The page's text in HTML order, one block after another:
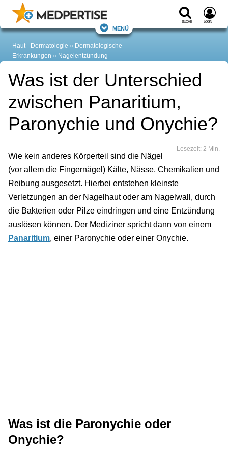
Suche Login
Menü
Haut - Dermatologie
Dermatologische
Erkrankungen
Nagelentzündung
Was ist der Unterschied
zwischen Panaritium,
Paronychie und Onychie?
Lesezeit: 2 Min.
Wie kein anderes Körperteil sind die Nägel
(vor allem die Fingernägel) Kälte, Nässe, Chemikalien und
Reibung ausgesetzt. Hierbei entstehen kleinste
Verletzungen an der Nagelhaut oder am Nagelwall, durch
die Bakterien oder Pilze eindringen und eine Entzündung
auslösen können. Der Mediziner spricht dann von einem
Panaritium, einer Paronychie oder einer Onychie.
Was ist die Paronychie oder
Onychie?